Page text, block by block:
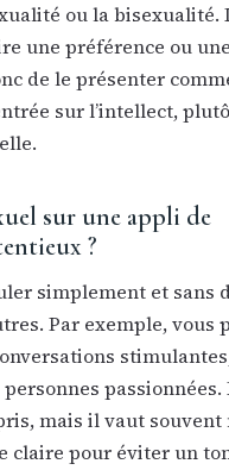
ou la bisexualité.
une préférence ou
de le présenter
sur l’intellect,
sur une appli de
?
simplement et sans
Par exemple, vous
passionnées.
mais il vaut souvent
claire pour éviter un